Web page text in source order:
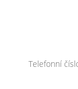
Telefonní